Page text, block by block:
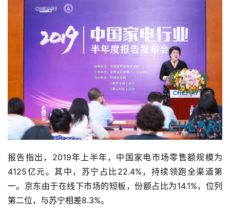
报告指出，2019年上半年，中国家电市场零售额规模为
4125亿元。其中，苏宁占比22.4%，持续领跑全渠道第
一。京东由于在线下市场的短板，份额占比为14.1%，位列
第二位，与苏宁相差8.3%。